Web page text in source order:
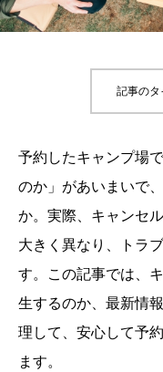
記事のタ
予約したキャンプ場
のか」があいまいで
か。実際、キャンセ
大きく異なり、トラ
す。この記事では、
生するのか、最新情
理して、安心して予
ます。